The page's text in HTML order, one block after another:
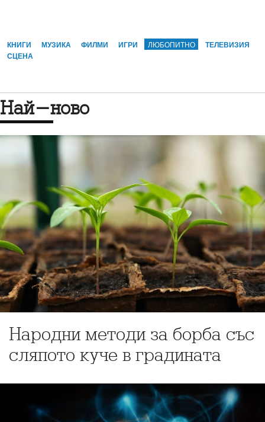
КНИГИ МУЗИКА ФИЛМИ ИГРИ ЛЮБОПИТНО
ТЕЛЕВИЗИЯ
СЦЕНА
Най-ново
Народни методи за борба със
сляпото куче в градината